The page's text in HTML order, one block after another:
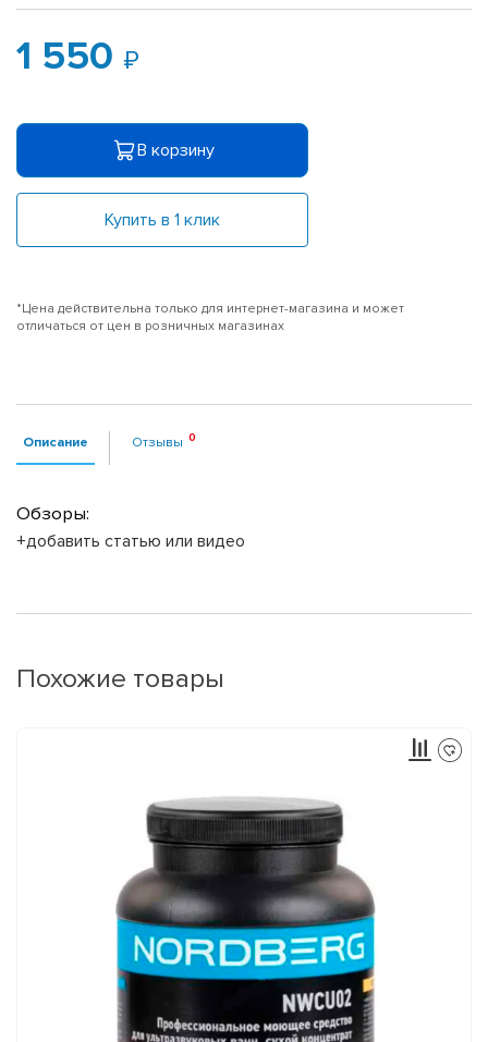
1 550
В корзину
Купить в 1 клик
*Цена действительна только для интернет-магазина и может
отличаться от цен в розничных магазинах
Описание Отзывы
Обзоры:
+добавить статью или видео
Похожие товары